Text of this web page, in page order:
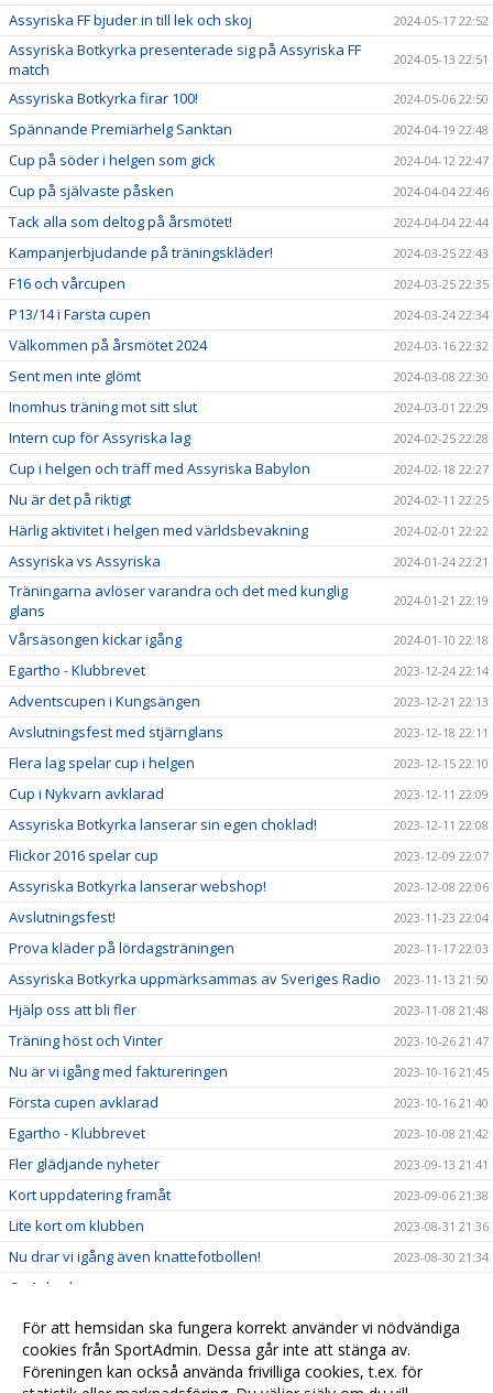
Assyriska FF bjuder in till lek och skoj 2024-05-17 22:52
Assyriska Botkyrka presenterade sig på Assyriska FF
match
2024-05-13 22:51
Assyriska Botkyrka firar 100! 2024-05-06 22:50
Spännande Premiärhelg Sanktan 2024-04-19 22:48
Cup på söder i helgen som gick 2024-04-12 22:47
Cup på självaste påsken 2024-04-04 22:46
Tack alla som deltog på årsmötet! 2024-04-04 22:44
Kampanjerbjudande på träningskläder! 2024-03-25 22:43
F16 och vårcupen 2024-03-25 22:35
P13/14 i Farsta cupen 2024-03-24 22:34
Välkommen på årsmötet 2024 2024-03-16 22:32
Sent men inte glömt 2024-03-08 22:30
Inomhus träning mot sitt slut 2024-03-01 22:29
Intern cup för Assyriska lag 2024-02-25 22:28
Cup i helgen och träff med Assyriska Babylon 2024-02-18 22:27
Nu är det på riktigt 2024-02-11 22:25
Härlig aktivitet i helgen med världsbevakning 2024-02-01 22:22
Assyriska vs Assyriska 2024-01-24 22:21
Träningarna avlöser varandra och det med kunglig
glans
2024-01-21 22:19
Vårsäsongen kickar igång 2024-01-10 22:18
Egartho - Klubbrevet 2023-12-24 22:14
Adventscupen i Kungsängen 2023-12-21 22:13
Avslutningsfest med stjärnglans 2023-12-18 22:11
Flera lag spelar cup i helgen 2023-12-15 22:10
Cup i Nykvarn avklarad 2023-12-11 22:09
Assyriska Botkyrka lanserar sin egen choklad! 2023-12-11 22:08
Flickor 2016 spelar cup 2023-12-09 22:07
Assyriska Botkyrka lanserar webshop! 2023-12-08 22:06
Avslutningsfest! 2023-11-23 22:04
Prova kläder på lördagsträningen 2023-11-17 22:03
Assyriska Botkyrka uppmärksammas av Sveriges Radio 2023-11-13 21:50
Hjälp oss att bli fler 2023-11-08 21:48
Träning höst och Vinter 2023-10-26 21:47
Nu är vi igång med faktureringen 2023-10-16 21:45
Första cupen avklarad 2023-10-16 21:40
Egartho - Klubbrevet 2023-10-08 21:42
Fler glädjande nyheter 2023-09-13 21:41
Kort uppdatering framåt 2023-09-06 21:38
Lite kort om klubben 2023-08-31 21:36
Nu drar vi igång även knattefotbollen! 2023-08-30 21:34
Ca 1 dag kvar
Träning Måndag 28 Aug 2023-08-25 21:33
Assyriska Botkyrka SK kickar igång säsongen 2023-08-21 21:32
Börja spela fotboll med Assyriska Botkyrka! 2023-06-13 21:29
För att hemsidan ska fungera korrekt använder vi nödvändiga
cookies från SportAdmin. Dessa går inte att stänga av.
Föreningen kan också använda frivilliga cookies, t.ex. för